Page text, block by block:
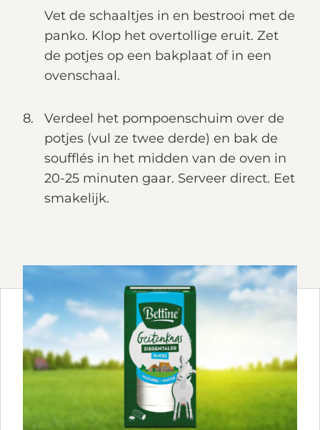
Vet de schaaltjes in en bestrooi met de
panko. Klop het overtollige eruit. Zet
de potjes op een bakplaat of in een
ovenschaal.
Verdeel het pompoenschuim over de
potjes (vul ze twee derde) en bak de
soufflés in het midden van de oven in
20-25 minuten gaar. Serveer direct. Eet
smakelijk.